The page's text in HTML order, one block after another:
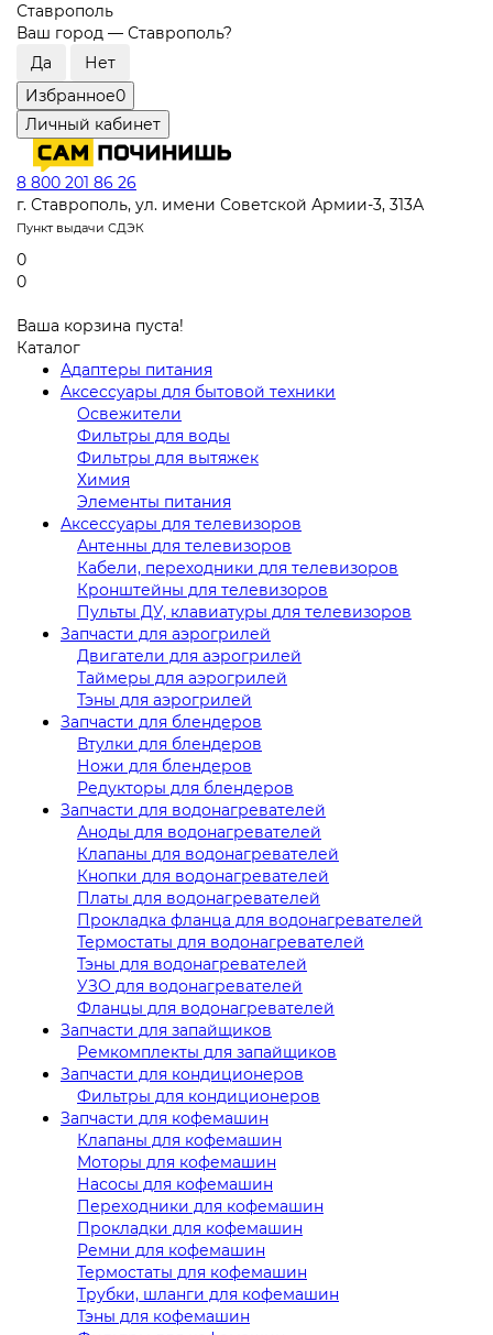
Ставрополь
Ваш город — Ставрополь?
Избранное0
Личный кабинет
8 800 201 86 26
г. Ставрополь, ул. имени Советской Армии-3, 313А
Пункт выдачи СДЭК
0
0
Ваша корзина пуста!
Каталог
Адаптеры питания
Аксессуары для бытовой техники
Освежители
Фильтры для воды
Фильтры для вытяжек
Химия
Элементы питания
Аксессуары для телевизоров
Антенны для телевизоров
Кабели, переходники для телевизоров
Кронштейны для телевизоров
Пульты ДУ, клавиатуры для телевизоров
Запчасти для аэрогрилей
Двигатели для аэрогрилей
Таймеры для аэрогрилей
Тэны для аэрогрилей
Запчасти для блендеров
Втулки для блендеров
Ножи для блендеров
Редукторы для блендеров
Запчасти для водонагревателей
Аноды для водонагревателей
Клапаны для водонагревателей
Кнопки для водонагревателей
Платы для водонагревателей
Прокладка фланца для водонагревателей
Термостаты для водонагревателей
Тэны для водонагревателей
УЗО для водонагревателей
Фланцы для водонагревателей
Запчасти для запайщиков
Ремкомплекты для запайщиков
Запчасти для кондиционеров
Фильтры для кондиционеров
Запчасти для кофемашин
Клапаны для кофемашин
Моторы для кофемашин
Насосы для кофемашин
Переходники для кофемашин
Прокладки для кофемашин
Ремни для кофемашин
Термостаты для кофемашин
Трубки, шланги для кофемашин
Тэны для кофемашин